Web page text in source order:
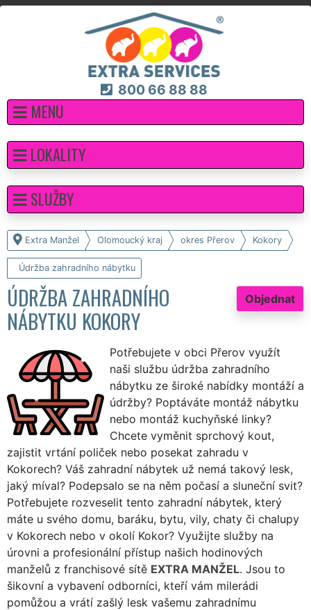
800 66 88 88
MENU
Extra Manžel Olomoucký kraj okres Přerov Kokory
Údržba zahradního nábytku
Objednat
ÚDRŽBA ZAHRADNÍHO
NÁBYTKU KOKORY
Potřebujete v obci Přerov využít
naši službu údržba zahradního
nábytku ze široké nabídky montáží a
údržby? Poptáváte montáž nábytku
nebo montáž kuchyňské linky?
Chcete vyměnit sprchový kout,
zajistit vrtání poliček nebo posekat zahradu v
Kokorech? Váš zahradní nábytek už nemá takový lesk,
jaký míval? Podepsalo se na něm počasí a sluneční svit?
Potřebujete rozveselit tento zahradní nábytek, který
máte u svého domu, baráku, bytu, vily, chaty či chalupy
v Kokorech nebo v okolí Kokor? Využijte služby na
úrovni a profesionální přístup našich hodinových
manželů z franchisové sítě EXTRA MANŽEL. Jsou to
šikovní a vybavení odborníci, kteří vám milerádi
pomůžou a vrátí zašlý lesk vašemu zahradnímu
LOKALITY
SLUŽBY